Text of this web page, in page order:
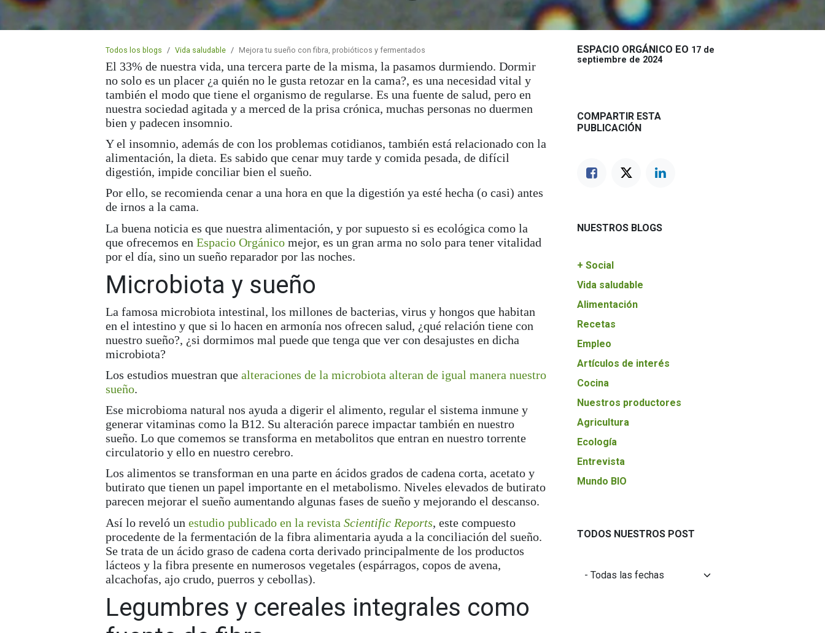
Todos los blogs Vida saludable Mejora tu sueño con fibra, probióticos y fermentados
El 33% de nuestra vida, una tercera parte de la misma, la pasamos durmiendo. Dormir
no solo es un placer ¿a quién no le gusta retozar en la cama?, es una necesidad vital y
también el modo que tiene el organismo de regularse. Es una fuente de salud, pero en
nuestra sociedad agitada y a merced de la prisa crónica, muchas personas no duermen
bien y padecen insomnio.
Y el insomnio, además de con los problemas cotidianos, también está relacionado con la
alimentación, la dieta. Es sabido que cenar muy tarde y comida pesada, de difícil
digestión, impide conciliar bien el sueño.
Por ello, se recomienda cenar a una hora en que la digestión ya esté hecha (o casi) antes
de irnos a la cama.
La buena noticia es que nuestra alimentación, y por supuesto si es ecológica como la
que ofrecemos en Espacio Orgánico mejor, es un gran arma no solo para tener vitalidad
por el día, sino un sueño reparador por las noches.
Microbiota y sueño
La famosa microbiota intestinal, los millones de bacterias, virus y hongos que habitan
en el intestino y que si lo hacen en armonía nos ofrecen salud, ¿qué relación tiene con
nuestro sueño?, ¿si dormimos mal puede que tenga que ver con desajustes en dicha
microbiota?
Los estudios muestran que alteraciones de la microbiota alteran de igual manera nuestro
sueño.
Ese microbioma natural nos ayuda a digerir el alimento, regular el sistema inmune y
generar vitaminas como la B12. Su alteración parece impactar también en nuestro
sueño. Lo que comemos se transforma en metabolitos que entran en nuestro torrente
circulatorio y ello en nuestro cerebro.
Los alimentos se transforman en una parte en ácidos grados de cadena corta, acetato y
butirato que tienen un papel importante en el metabolismo. Niveles elevados de butirato
parecen mejorar el sueño aumentando algunas fases de sueño y mejorando el descanso.
Así lo reveló un estudio publicado en la revista Scientific Reports, este compuesto
procedente de la fermentación de la fibra alimentaria ayuda a la conciliación del sueño.
Se trata de un ácido graso de cadena corta derivado principalmente de los productos
lácteos y la fibra presente en numerosos vegetales (espárragos, copos de avena,
alcachofas, ajo crudo, puerros y cebollas).
Legumbres y cereales integrales como
ESPACIO ORGÁNICO EO 17 de
septiembre de 2024
COMPARTIR ESTA
PUBLICACIÓN
NUESTROS BLOGS
+ Social
Vida saludable
Alimentación
Recetas
Empleo
Artículos de interés
Cocina
Nuestros productores
Agricultura
Ecología
Entrevista
Mundo BIO
TODOS NUESTROS POST